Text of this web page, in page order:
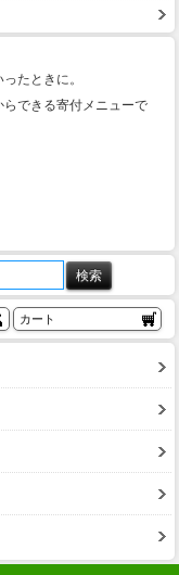
たときに。
できる寄付メニューで
カート